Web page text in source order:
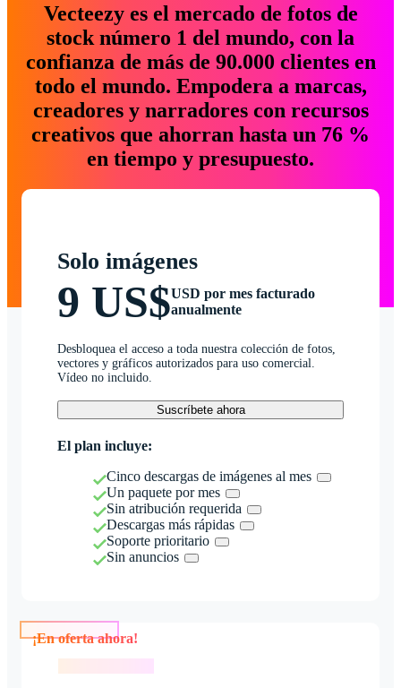
Vecteezy es el mercado de fotos de
stock número 1 del mundo, con la
confianza de más de 90.000 clientes en
todo el mundo. Empodera a marcas,
creadores y narradores con recursos
creativos que ahorran hasta un 76 %
en tiempo y presupuesto.
Solo imágenes
9 US$USD por mes facturado
anualmente
Desbloquea el acceso a toda nuestra colección de fotos,
vectores y gráficos autorizados para uso comercial.
Vídeo no incluido.
Suscríbete ahora
El plan incluye:
Cinco descargas de imágenes al mes
Un paquete por mes
Sin atribución requerida
Descargas más rápidas
Soporte prioritario
Sin anuncios